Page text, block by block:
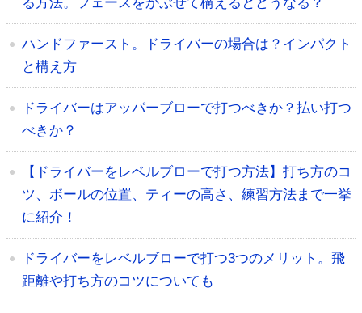
ハンドファースト。ドライバーの場合は？インパクト
と構え方
ドライバーはアッパーブローで打つべきか？払い打つ
べきか？
【ドライバーをレベルブローで打つ方法】打ち方のコ
ツ、ボールの位置、ティーの高さ、練習方法まで一挙
に紹介！
ドライバーをレベルブローで打つ3つのメリット。飛
距離や打ち方のコツについても